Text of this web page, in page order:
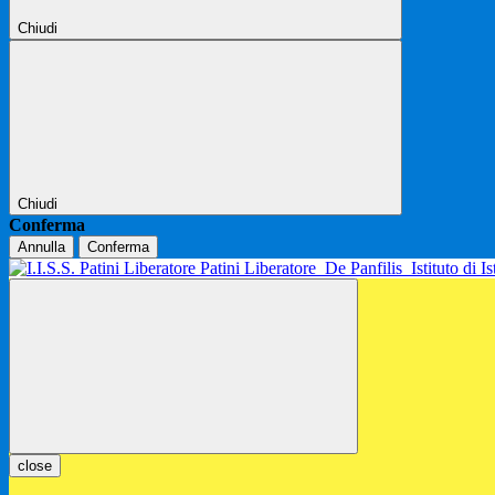
Chiudi
Chiudi
Conferma
Annulla Conferma
Patini Liberatore De Panfilis Istituto di
close